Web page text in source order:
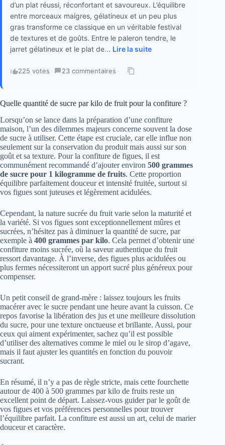
d’un plat réussi, réconfortant et savoureux. L’équilibre
entre morceaux maigres, gélatineux et un peu plus
gras transforme ce classique en un véritable festival
de textures et de goûts. Entre le paleron tendre, le
jarret gélatineux et le plat de... Lire la suite
225 votes · 23 commentaires ·
Quelle quantité de sucre par kilo de fruit pour la confiture ?
Lorsqu’on se lance dans la préparation d’une confiture
maison, l’un des dilemmes majeurs concerne souvent la dose
de sucre à utiliser. Cette étape est cruciale, car elle influe non
seulement sur la conservation du produit mais aussi sur son
goût et sa texture. Pour la confiture de figues, il est
communément recommandé d’ajouter environ 500 grammes
de sucre pour 1 kilogramme de fruits. Cette proportion
équilibre parfaitement douceur et intensité fruitée, surtout si
vos figues sont juteuses et légèrement acidulées.
Cependant, la nature sucrée du fruit varie selon la maturité et
la variété. Si vos figues sont exceptionnellement mûres et
sucrées, n’hésitez pas à diminuer la quantité de sucre, par
exemple à 400 grammes par kilo. Cela permet d’obtenir une
confiture moins sucrée, où la saveur authentique du fruit
ressort davantage. À l’inverse, des figues plus acidulées ou
plus fermes nécessiteront un apport sucré plus généreux pour
compenser.
Un petit conseil de grand-mère : laissez toujours les fruits
macérer avec le sucre pendant une heure avant la cuisson. Ce
repos favorise la libération des jus et une meilleure dissolution
du sucre, pour une texture onctueuse et brillante. Aussi, pour
ceux qui aiment expérimenter, sachez qu’il est possible
d’utiliser des alternatives comme le miel ou le sirop d’agave,
mais il faut ajuster les quantités en fonction du pouvoir
sucrant.
En résumé, il n’y a pas de règle stricte, mais cette fourchette
autour de 400 à 500 grammes par kilo de fruits reste un
excellent point de départ. Laissez-vous guider par le goût de
vos figues et vos préférences personnelles pour trouver
l’équilibre parfait. La confiture est aussi un art, celui de marier
douceur et caractère.